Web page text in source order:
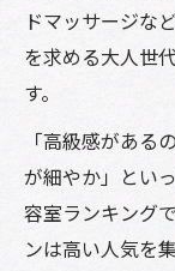
ドマッサージな
を求める大人世
す。
「高級感がある
が細やか」とい
容室ランキング
ンは高い人気を